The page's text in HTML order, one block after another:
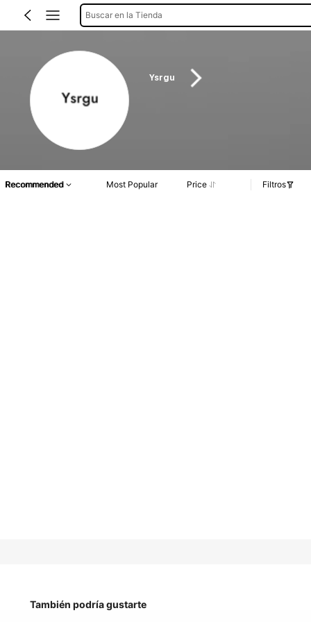
Buscar en la Tienda
Ysrgu
Recommended Most Popular Price Filtros
También podría gustarte